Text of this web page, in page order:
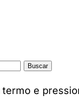
Buscar
e